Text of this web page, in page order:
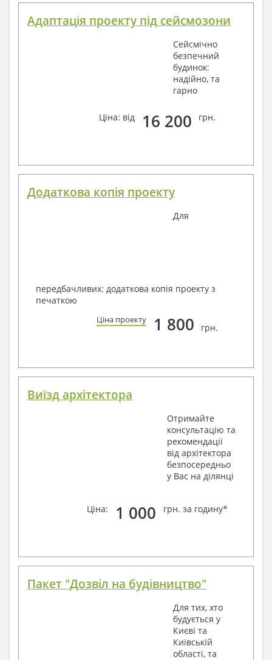
Адаптація проекту під сейсмозони
Сейсмічно
безпечний
будинок:
надійно, та
гарно
Ціна: від 16 200 грн.
Додаткова копія проекту
Для
передбачливих: додаткова копія проекту з
печаткою
Ціна проекту 1 800 грн.
Виїзд архітектора
Отримайте
консультацію та
рекомендації
від архітектора
безпосередньо
у Вас на ділянці
Ціна: 1 000 грн. за годину*
Пакет "Дозвіл на будівництво"
Для тих, хто
будується у
Києві та
Київській
області, та